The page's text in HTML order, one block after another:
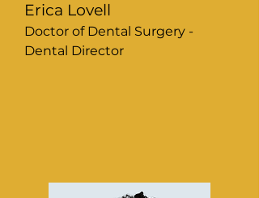
Erica Lovell
Doctor of Dental Surgery -
Dental Director